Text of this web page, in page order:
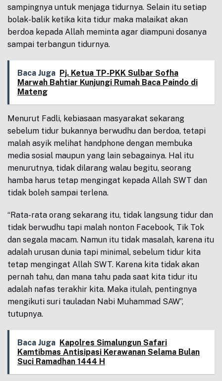
sampingnya untuk menjaga tidurnya. Selain itu setiap
bolak-balik ketika kita tidur maka malaikat akan
berdoa kepada Allah meminta agar diampuni dosanya
sampai terbangun tidurnya.
Baca Juga Pj. Ketua TP-PKK Sulbar Sofha
Marwah Bahtiar Kunjungi Rumah Baca Paindo di
Mateng
Menurut Fadli, kebiasaan masyarakat sekarang
sebelum tidur bukannya berwudhu dan berdoa, tetapi
malah asyik melihat handphone dengan membuka
media sosial maupun yang lain sebagainya. Hal itu
menurutnya, tidak dilarang walau begitu, seorang
hamba harus tetap mengingat kepada Allah SWT dan
tidak boleh sampai terlena.
“Rata-rata orang sekarang itu, tidak langsung tidur dan
tidak berwudhu tapi malah nonton Facebook, Tik Tok
dan segala macam. Namun itu tidak masalah, karena itu
adalah urusan dunia tapi minimal, sebelum tidur kita
tetap mengingat Allah SWT. Karena kita tidak akan
pernah tahu, dan mana tahu pada saat kita tidur itu
adalah nafas terakhir kita. Maka itulah, pentingnya
mengikuti suri tauladan Nabi Muhammad SAW”,
tutupnya.
Baca Juga Kapolres Simalungun Safari
Kamtibmas Antisipasi Kerawanan Selama Bulan
Suci Ramadhan 1444 H